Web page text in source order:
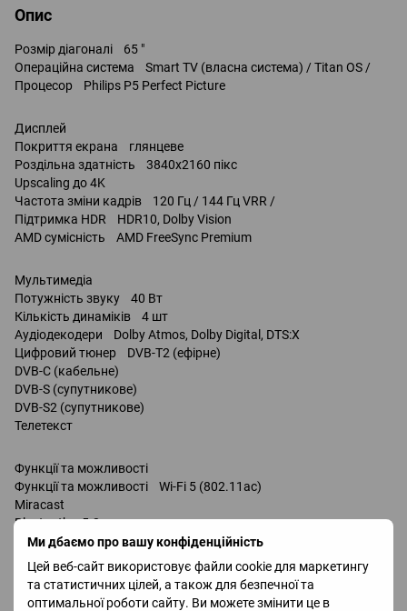
Ми дбаємо про вашу конфіденційність
Цей веб-сайт використовує файли cookie для маркетингу
та статистичних цілей, а також для безпечної та
оптимальної роботи сайту. Ви можете змінити це в
Опис
Розмір діагоналі 65 "
Операційна система Smart TV (власна система) / Titan OS /
Процесор Philips P5 Perfect Picture
Дисплей
Покриття екрана глянцеве
Роздільна здатність 3840x2160 пікс
Upscaling до 4K
Частота зміни кадрів 120 Гц / 144 Гц VRR /
Підтримка HDR HDR10, Dolby Vision
AMD сумісність AMD FreeSync Premium
Мультимедіа
Потужність звуку 40 Вт
Кількість динаміків 4 шт
Аудіодекодери Dolby Atmos, Dolby Digital, DTS:X
Цифровий тюнер DVB-T2 (ефірне)
DVB-C (кабельне)
DVB-S (супутникове)
DVB-S2 (супутникове)
Телетекст
Функції та можливості
Функції та можливості Wi-Fi 5 (802.11ac)
Miracast
Bluetooth v 5.2
Ambilight
керування голосом
Amazon Alexa / вбудована /
Google Assistant / сумісність /